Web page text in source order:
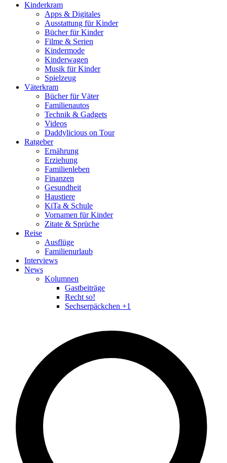
Kinderkram
Apps & Digitales
Ausstattung für Kinder
Bücher für Kinder
Filme & Serien
Kindermode
Kinderwagen
Musik für Kinder
Spielzeug
Väterkram
Bücher für Väter
Familienautos
Technik & Gadgets
Videos
Daddylicious on Tour
Ratgeber
Ernährung
Erziehung
Familienleben
Finanzen
Gesundheit
Haustiere
KiTa & Schule
Vornamen für Kinder
Zitate & Sprüche
Reise
Ausflüge
Familienurlaub
Interviews
News
Kolumnen
Gastbeiträge
Recht so!
Sechserpäckchen +1